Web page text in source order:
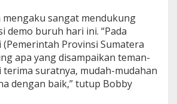
sangat mendukung
demo buruh hari ini. “Pada
Provinsi Sumatera
apa yang disampaikan teman-
terima suratnya, mudah-mudahan
dengan baik,” tutup Bobby